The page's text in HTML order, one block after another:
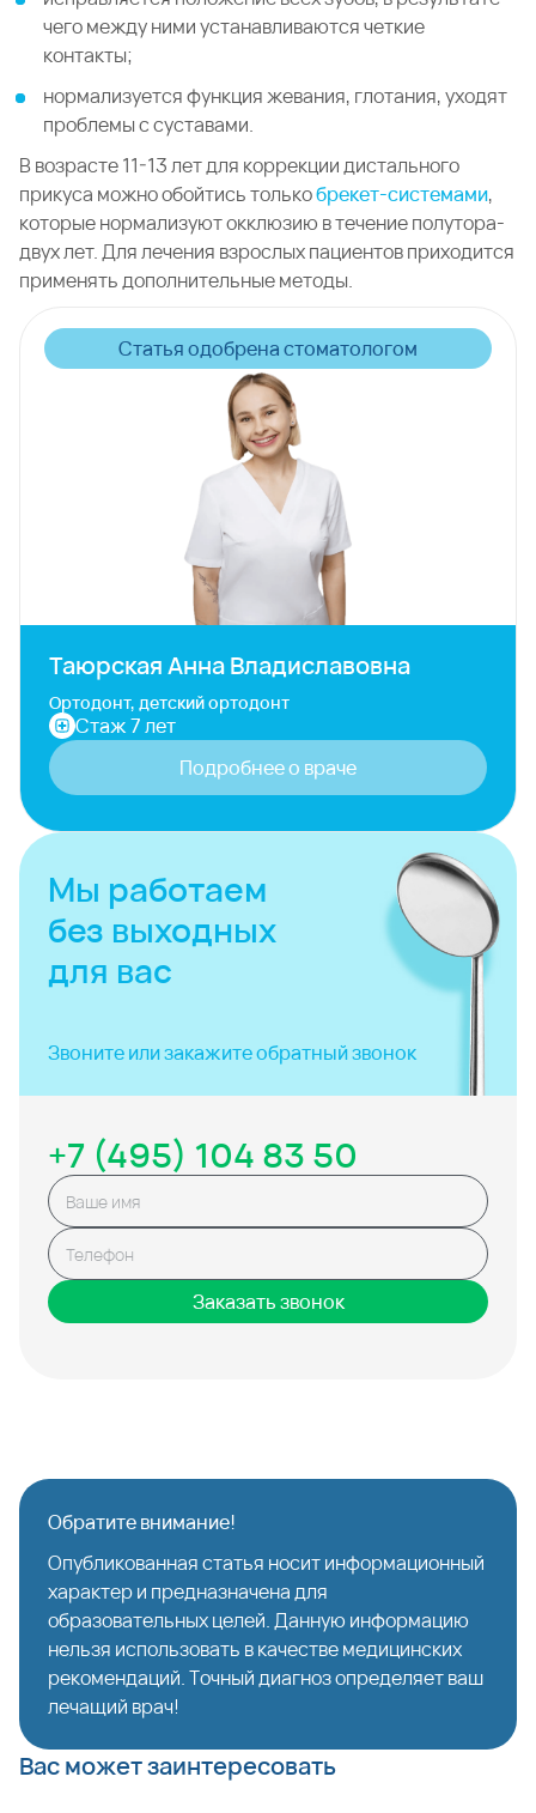
чего между ними устанавливаются четкие
контакты;
нормализуется функция жевания, глотания, уходят
проблемы с суставами.
В возрасте 11-13 лет для коррекции дистального
прикуса можно обойтись толькобрекет-системами,
которые нормализуют окклюзию в течение полутора-
двух лет. Для лечения взрослых пациентов приходится
применять дополнительные методы.
Статья одобрена стоматологом
Таюрская Анна Владиславовна
Ортодонт, детский ортодонт
Стаж 7 лет
Подробнее о враче
Мы работаем
без выходных
для вас
Звоните или закажитеобратный звонок
+7 (495) 104 83 50
Заказать звонок
Обратите внимание!
Опубликованная статья носит информационный
характер и предназначена для
образовательных целей. Данную информацию
нельзя использовать в качестве медицинских
рекомендаций. Точный диагноз определяет ваш
лечащий врач!
Вас может заинтересовать